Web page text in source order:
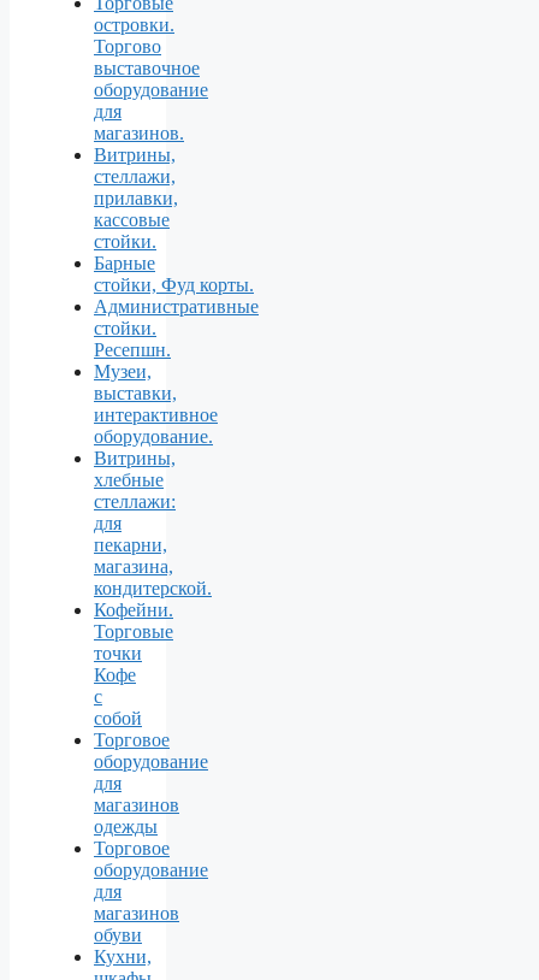
островки.
Торгово
выставочное
оборудование
для
магазинов.
Витрины,
стеллажи,
прилавки,
кассовые
стойки.
Барные
стойки, Фуд корты.
Aдминистративные
стойки.
Ресепшн.
Музеи,
выставки,
интерактивное
оборудование.
Витрины,
хлебные
стеллажи:
для
пекарни,
магазина,
кондитерской.
Кофейни.
Торговые
точки
Кофе
с
собой
Торговое
оборудование
для
магазинов
одежды
Торговое
оборудование
для
магазинов
обуви
Кухни,